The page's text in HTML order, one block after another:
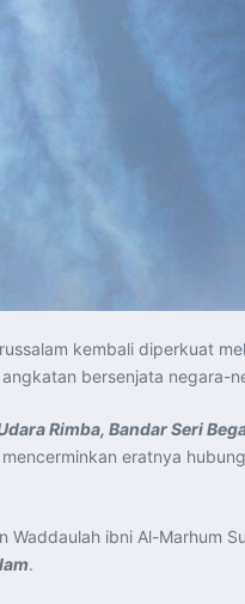
kembali diperkuat
bersenjata negara-
Rimba, Bandar Seri
eratnya
ibni Al-Marhum
.